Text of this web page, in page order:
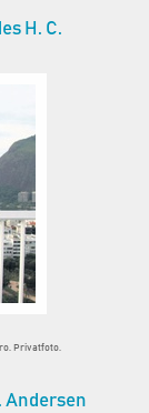
H. C.
Privatfoto.
Andersen